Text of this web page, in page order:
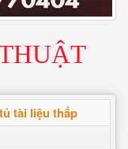
tài liệu thấp